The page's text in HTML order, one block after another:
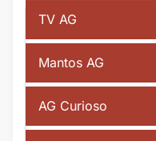
TV AG
Mantos AG
AG Curioso